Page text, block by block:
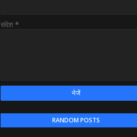
संदेश *
RANDOM POSTS